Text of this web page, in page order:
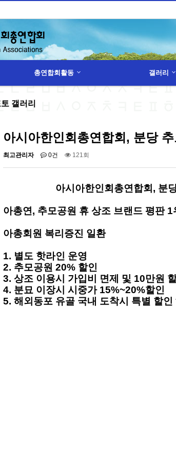
총연합회활동
갤러리
갤러리
아시아한인회총연합회, 분당
최고관리자 0건 121회
아시아한인회총연합회, 분
아총연, 추모공원 휴 상조 브랜드 평판 1
아총회원 복리증진 일환
1. 별도 핫라인 운영
2. 추모공원 20% 할인
3. 상조 이용시 가입비 면제 및 10만원
4. 분묘 이장시 시중가 15%~20%할인
5. 해외동포 유골 국내 도착시 특별 할인